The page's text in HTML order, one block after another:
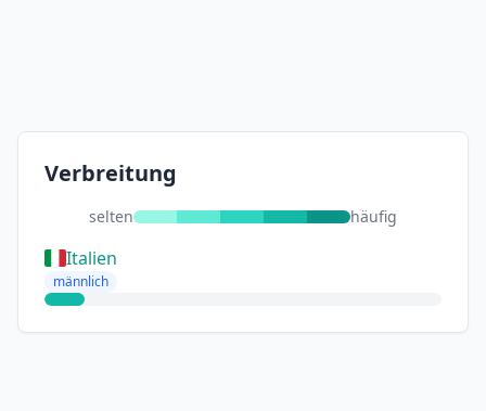
Verbreitung
selten häufig
Italien
männlich